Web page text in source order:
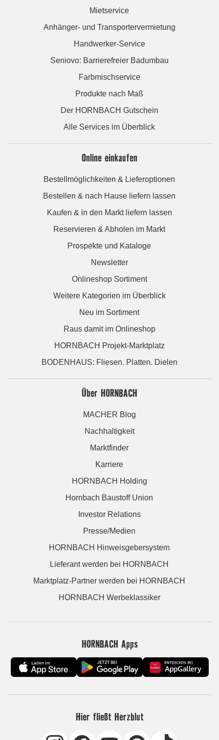
Mietservice
Anhänger- und Transportervermietung
Handwerker-Service
Seniovo: Barrierefreier Badumbau
Farbmischservice
Produkte nach Maß
Der HORNBACH Gutschein
Alle Services im Überblick
Online einkaufen
Bestellmöglichkeiten & Lieferoptionen
Bestellen & nach Hause liefern lassen
Kaufen & in den Markt liefern lassen
Reservieren & Abholen im Markt
Prospekte und Kataloge
Newsletter
Onlineshop Sortiment
Weitere Kategorien im Überblick
Neu im Sortiment
Raus damit im Onlineshop
HORNBACH Projekt-Marktplatz
BODENHAUS: Fliesen. Platten. Dielen
Über HORNBACH
MACHER Blog
Nachhaltigkeit
Marktfinder
Karriere
HORNBACH Holding
Hornbach Baustoff Union
Investor Relations
Presse/Medien
HORNBACH Hinweisgebersystem
Lieferant werden bei HORNBACH
Marktplatz-Partner werden bei HORNBACH
HORNBACH Werbeklassiker
HORNBACH Apps
Hier fließt Herzblut